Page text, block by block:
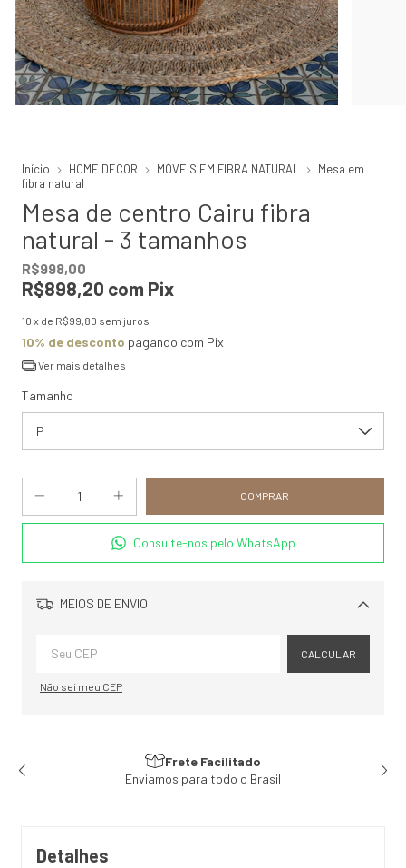
Início HOME DECOR MÓVEIS EM FIBRA NATURAL
Mesa em
fibra natural
Mesa de centro Cairu fibra
natural - 3 tamanhos
R$998,00
R$898,20 com Pix
10 x de R$99,80 sem juros
10% de desconto pagando com Pix
Ver mais detalhes
Tamanho
Consulte-nos pelo WhatsApp
MEIOS DE ENVIO
Alterar CEP
CALCULAR
Não sei meu CEP
Frete Facilitado
Enviamos para todo o Brasil
Detalhes